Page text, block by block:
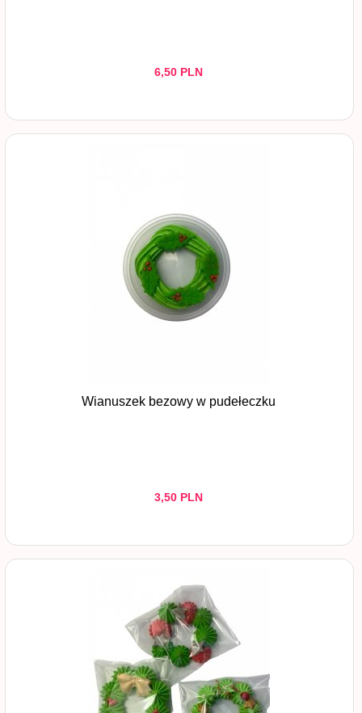
6,50 PLN
Wianuszek bezowy w pudełeczku
3,50 PLN